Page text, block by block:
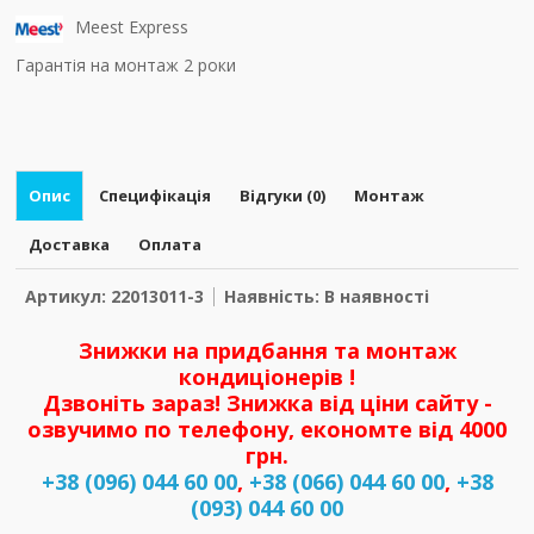
Meest Express
Гарантія на монтаж 2 роки
Опис Специфікація Відгуки (0) Монтаж
Доставка Оплата
Артикул: 22013011-3 Наявність: В наявності
Знижки на придбання та монтаж
кондиціонерів !
Дзвоніть зараз! Знижка від ціни сайту -
озвучимо по телефону, економте від 4000
грн.
+38 (096) 044 60 00, +38 (066) 044 60 00, +38
(093) 044 60 00